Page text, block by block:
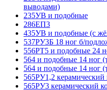
выводами)
235УВ и подобные
286ЕП3
435УВ и подобные (с
537РУ3Б 18 ног б/
556РТ5 и подобные 24
564 и подобные 14 ног
564 и подобные 14 ног
565РУ1,2 керамический
565РУ3 керамический